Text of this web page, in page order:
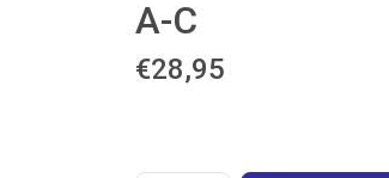
A-C
€28,95